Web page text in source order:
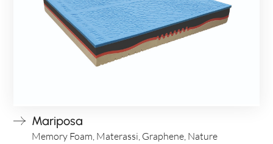
Mariposa
Memory Foam, Materassi, Graphene, Nature